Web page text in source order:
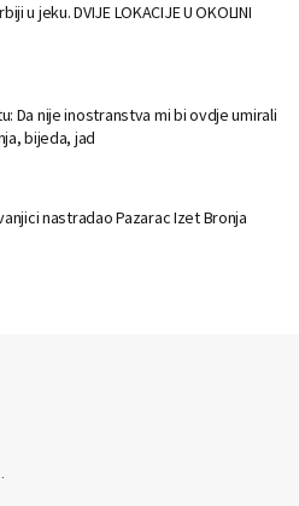
u jeku. DVIJE LOKACIJE U OKOLINI
Da nije inostranstva mi bi ovdje umirali
bijeda, jad
nastradao Pazarac Izet Bronja